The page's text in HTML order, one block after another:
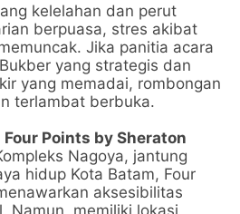
kelelahan dan perut
berpuasa, stres akibat
Jika panitia acara
yang strategis dan
yang memadai, rombongan
terlambat berbuka.
Points by Sheraton
Nagoya, jantung
hidup Kota Batam, Four
aksesibilitas
Namun, memiliki lokasi